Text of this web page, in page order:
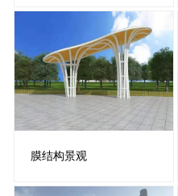
膜结构景观